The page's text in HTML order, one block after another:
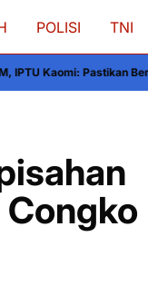
POLISI TNI
Sesuai Ketentuan